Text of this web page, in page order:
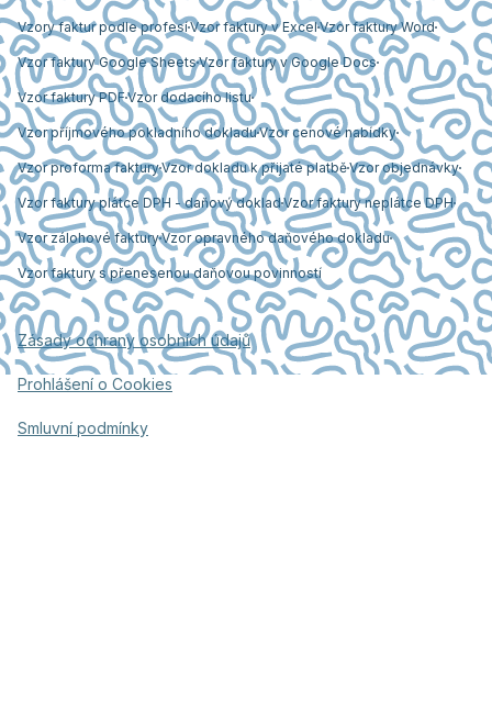
Vzory faktur podle profesíVzor faktury v ExcelVzor faktury Word
Vzor faktury Google SheetsVzor faktury v Google Docs
Vzor faktury PDF Vzor dodacího listu
Vzor příjmového pokladního dokladuVzor cenové nabídky
Vzor proforma fakturyVzor dokladu k přijaté platběVzor objednávky
Vzor faktury plátce DPH - daňový dokladVzor faktury neplátce DPH
Vzor zálohové fakturyVzor opravného daňového dokladu
Vzor faktury s přenesenou daňovou povinností
Zásady ochrany osobních údajů
Prohlášení o Cookies
Smluvní podmínky